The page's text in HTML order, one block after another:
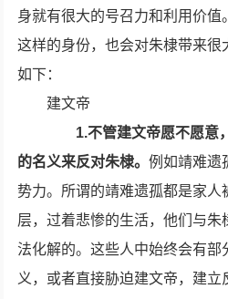
身就有很大的号召力和利用价值
这样的身份，也会对朱棣带来很
如下：
建文帝
1.不管建文帝愿不愿意
的名义来反对朱棣。例如靖难遗
势力。所谓的靖难遗孤都是家
层，过着悲惨的生活，他们与
法化解的。这些人中始终会有部
义，或者直接胁迫建文帝，建